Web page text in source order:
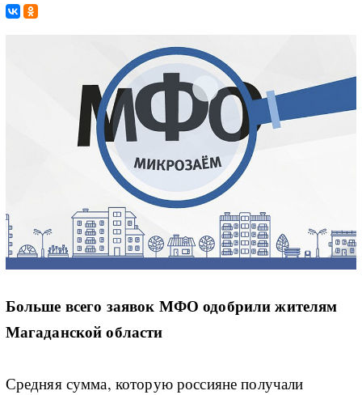
Больше всего заявок МФО одобрили жителям
Магаданской области
Средняя сумма, которую россияне получали